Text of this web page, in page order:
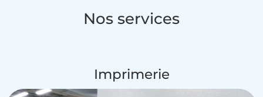
Nos services
Imprimerie